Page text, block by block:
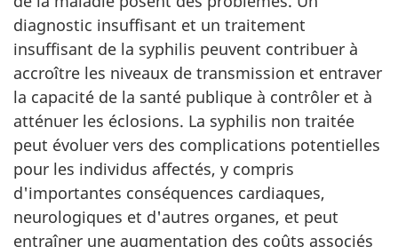
diagnostic insuffisant et un traitement
insuffisant de la syphilis peuvent contribuer à
accroître les niveaux de transmission et entraver
la capacité de la santé publique à contrôler et à
atténuer les éclosions. La syphilis non traitée
peut évoluer vers des complications potentielles
pour les individus affectés, y compris
d'importantes conséquences cardiaques,
neurologiques et d'autres organes, et peut
entraîner une augmentation des coûts associés